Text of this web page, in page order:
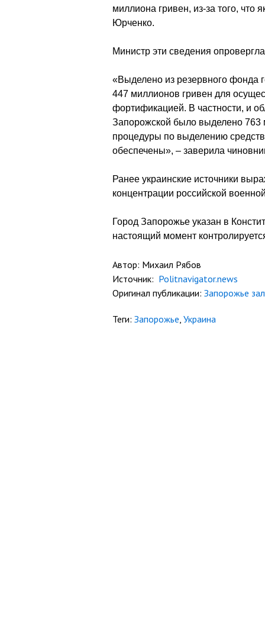
миллиона гривен, из-за того, что
Юрченко.
Министр эти сведения
«Выделено из резервного фонда
447 миллионов гривен для
фортификацией. В частности, и
Запорожской было выделено
процедуры по выделению
обеспечены», – заверила
Ранее украинские источники
концентрации российской
Город Запорожье указан в
настоящий момент
Автор: Михаил Рябов
Источник: Politnavigator.news
Оригинал публикации: Запорожье
Теги: Запорожье, Украина